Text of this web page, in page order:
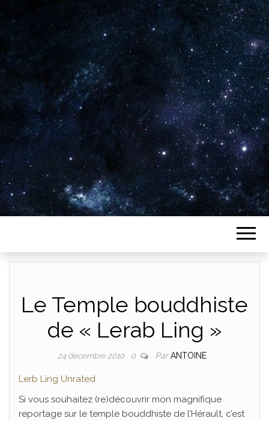
Plus de 2800 critiques de films
Le Temple bouddhiste
de « Lerab Ling »
24 décembre 2010 0 ParANTOINE
Lerb Ling Unrated
Si vous souhaitez (re)découvrir mon magnifique
reportage sur le temple bouddhiste de l’Hérault, c’est